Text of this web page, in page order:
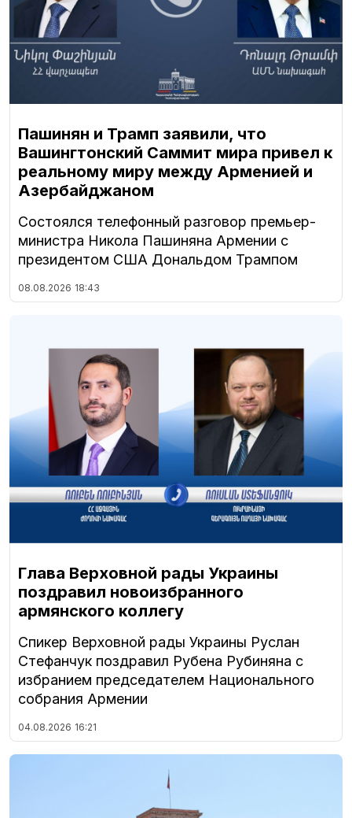
Пашинян и Трамп заявили, что
Вашингтонский Саммит мира привел к
реальному миру между Арменией и
Азербайджаном
Состоялся телефонный разговор премьер-
министра Никола Пашиняна Армении с
президентом США Дональдом Трампом
08.08.2026 18:43
Глава Верховной рады Украины
поздравил новоизбранного
армянского коллегу
Спикер Верховной рады Украины Руслан
Стефанчук поздравил Рубена Рубиняна с
избранием председателем Национального
собрания Армении
04.08.2026 16:21